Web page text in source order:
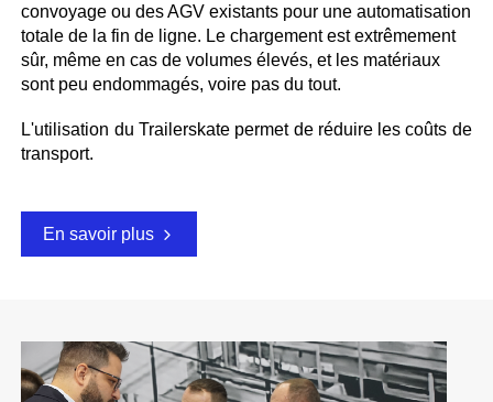
convoyage ou des AGV existants pour une automatisation
totale de la fin de ligne. Le chargement est extrêmement
sûr, même en cas de volumes élevés, et les matériaux
sont peu endommagés, voire pas du tout.
L'utilisation du Trailerskate permet de réduire les coûts de
transport.
En savoir plus